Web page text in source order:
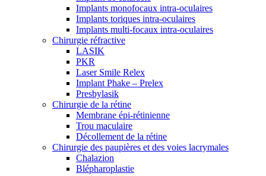
Implants monofocaux intra-oculaires
Implants toriques intra-oculaires
Implants multi-focaux intra-oculaires
Chirurgie réfractive
LASIK
PKR
Laser Smile Relex
Implant Phake – Prelex
Presbylasik
Chirurgie de la rétine
Membrane épi-rétinienne
Trou maculaire
Décollement de la rétine
Chirurgie des paupières et des voies lacrymales
Chalazion
Blépharoplastie